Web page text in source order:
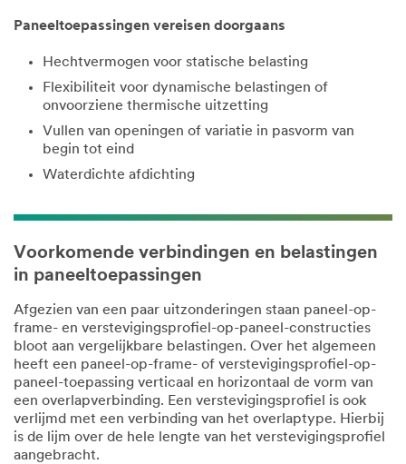
Paneeltoepassingen vereisen doorgaans
Hechtvermogen voor statische belasting
Flexibiliteit voor dynamische belastingen of
onvoorziene thermische uitzetting
Vullen van openingen of variatie in pasvorm van
begin tot eind
Waterdichte afdichting
Voorkomende verbindingen en belastingen
in paneeltoepassingen
Afgezien van een paar uitzonderingen staan paneel-op-
frame- en verstevigingsprofiel-op-paneel-constructies
bloot aan vergelijkbare belastingen. Over het algemeen
heeft een paneel-op-frame- of verstevigingsprofiel-op-
paneel-toepassing verticaal en horizontaal de vorm van
een overlapverbinding. Een verstevigingsprofiel is ook
verlijmd met een verbinding van het overlaptype. Hierbij
is de lijm over de hele lengte van het verstevigingsprofiel
aangebracht.